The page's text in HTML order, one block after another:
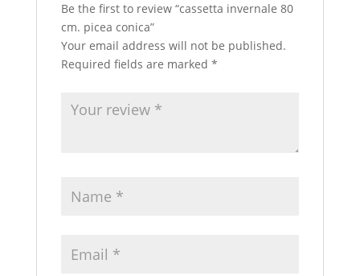
Be the first to review “cassetta invernale 80
cm. picea conica”
Your email address will not be published.
Required fields are marked *